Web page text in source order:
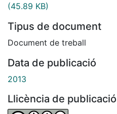
(45.89 KB)
Tipus de document
Document de treball
Data de publicació
2013
Llicència de publicació